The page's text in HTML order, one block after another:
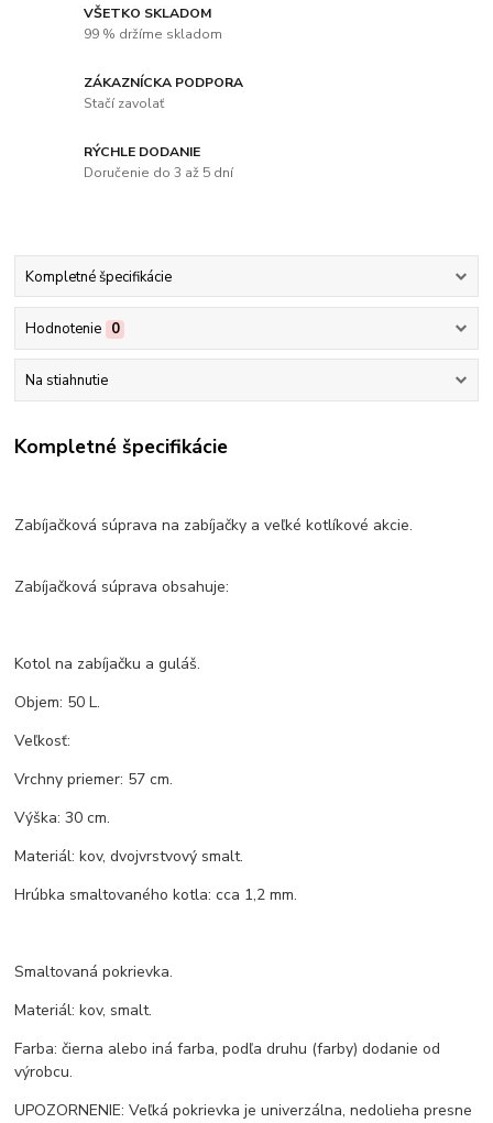
VŠETKO SKLADOM
99 % držíme skladom
ZÁKAZNÍCKA PODPORA
Stačí zavolať
RÝCHLE DODANIE
Doručenie do 3 až 5 dní
Kompletné špecifikácie
Hodnotenie 0
Na stiahnutie
Kompletné špecifikácie
Zabíjačková súprava na zabíjačky a veľké kotlíkové akcie.
Zabíjačková súprava obsahuje:
Kotol na zabíjačku a guláš.
Objem: 50 L.
Veľkosť:
Vrchny priemer: 57 cm.
Výška: 30 cm.
Materiál: kov, dvojvrstvový smalt.
Hrúbka smaltovaného kotla: cca 1,2 mm.
Smaltovaná pokrievka.
Materiál: kov, smalt.
Farba: čierna alebo iná farba, podľa druhu (farby) dodanie od
výrobcu.
UPOZORNENIE: Veľká pokrievka je univerzálna, nedolieha presne